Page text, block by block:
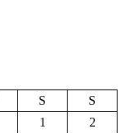
S
S
1
2